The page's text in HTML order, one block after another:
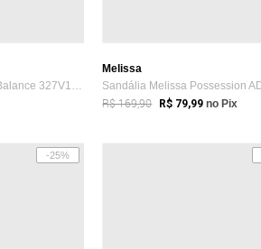
Tênis Feminino New Balance 327V1 Branco e vinho
Melissa
R$ 169,90 R$ 79,99 no Pix
-25%